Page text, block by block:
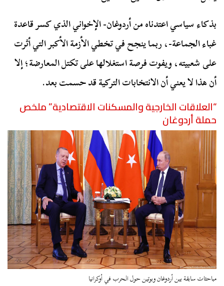
بذكاء سياسي اعتدناه من أردوغان- الإخواني الذي كسر قاعدة
غباء الجماعة-، ربما ينجح في تخطي الأزمة الأكبر التي أثرت
على شعبيته، ويفوت فرصة استغلالها على تكتل المعارضة؛ إلا
أن هذا لا يعني أن الانتخابات التركية قد حسمت بعد.
“العلاقات الخارجية والمسكنات الاقتصادية” ملخص
حملة أردوغان
مباحثات سابقة بين أردوغان وبوتين حول الحرب في أوكرانيا